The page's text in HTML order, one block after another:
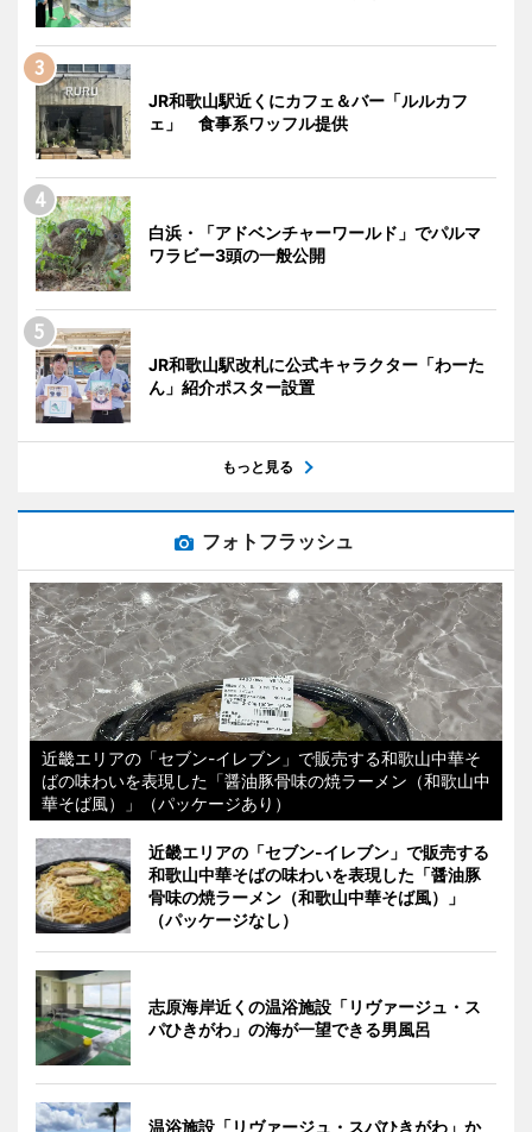
JR和歌山駅近くにカフェ＆バー「ルルカフ
ェ」 食事系ワッフル提供
白浜・「アドベンチャーワールド」でパルマ
ワラビー3頭の一般公開
JR和歌山駅改札に公式キャラクター「わーた
ん」紹介ポスター設置
もっと見る
フォトフラッシュ
近畿エリアの「セブン-イレブン」で販売する和歌山中華そ
ばの味わいを表現した「醤油豚骨味の焼ラーメン（和歌山中
華そば風）」（パッケージあり）
近畿エリアの「セブン-イレブン」で販売する
和歌山中華そばの味わいを表現した「醤油豚
骨味の焼ラーメン（和歌山中華そば風）」
（パッケージなし）
志原海岸近くの温浴施設「リヴァージュ・ス
パひきがわ」の海が一望できる男風呂
温浴施設「リヴァージュ・スパひきがわ」か